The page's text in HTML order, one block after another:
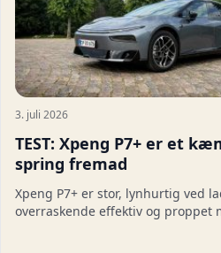
3. juli 2026
TEST: Xpeng P7+ er et
spring fremad
Xpeng P7+ er stor, lynhurtig ved
overraskende effektiv og proppet